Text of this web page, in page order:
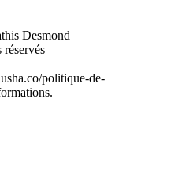
Desmond
politique-de-